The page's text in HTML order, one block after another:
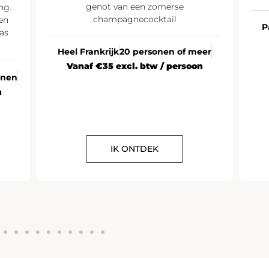
genot van een zomerse
champagnecocktail
Heel Frankrijk20 personen of meer
Vanaf €35 excl. btw / persoon
IK ONTDEK